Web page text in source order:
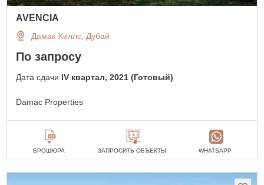
AVENCIA
Дамак Хиллс, Дубай
По запросу
Дата сдачи IV квартал, 2021 (Готовый)
Damac Properties
БРОШЮРА ЗАПРОСИТЬ ОБЪЕКТЫ WHATSAPP